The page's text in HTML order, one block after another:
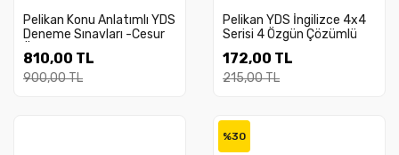
Pelikan Konu Anlatımlı YDS
Deneme Sınavları -Cesur
810,00 TL
900,00 TL
Pelikan YDS İngilizce 4x4
Serisi 4 Özgün Çözümlü
172,00 TL
215,00 TL
%30